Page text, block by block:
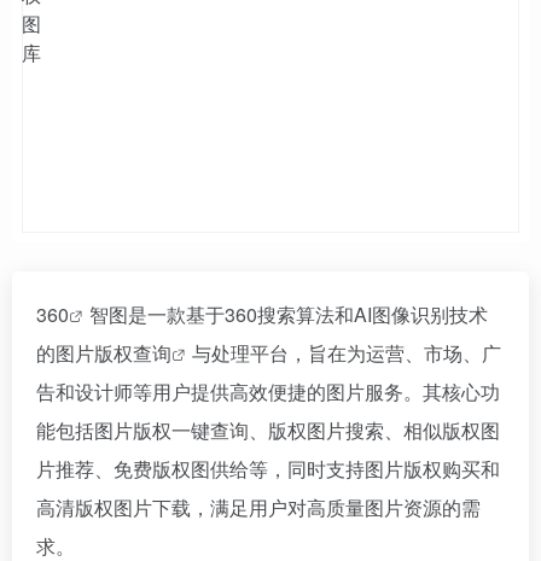
360
智图是一款基于360搜索算法和AI图像识别技术
的图片版权查询
与处理平台，旨在为运营、市场、广
告和设计师等用户提供高效便捷的图片服务。其核心功
能包括图片版权一键查询、版权图片搜索、相似版权图
片推荐、免费版权图供给等，同时支持图片版权购买和
高清版权图片下载，满足用户对高质量图片资源的需
求。